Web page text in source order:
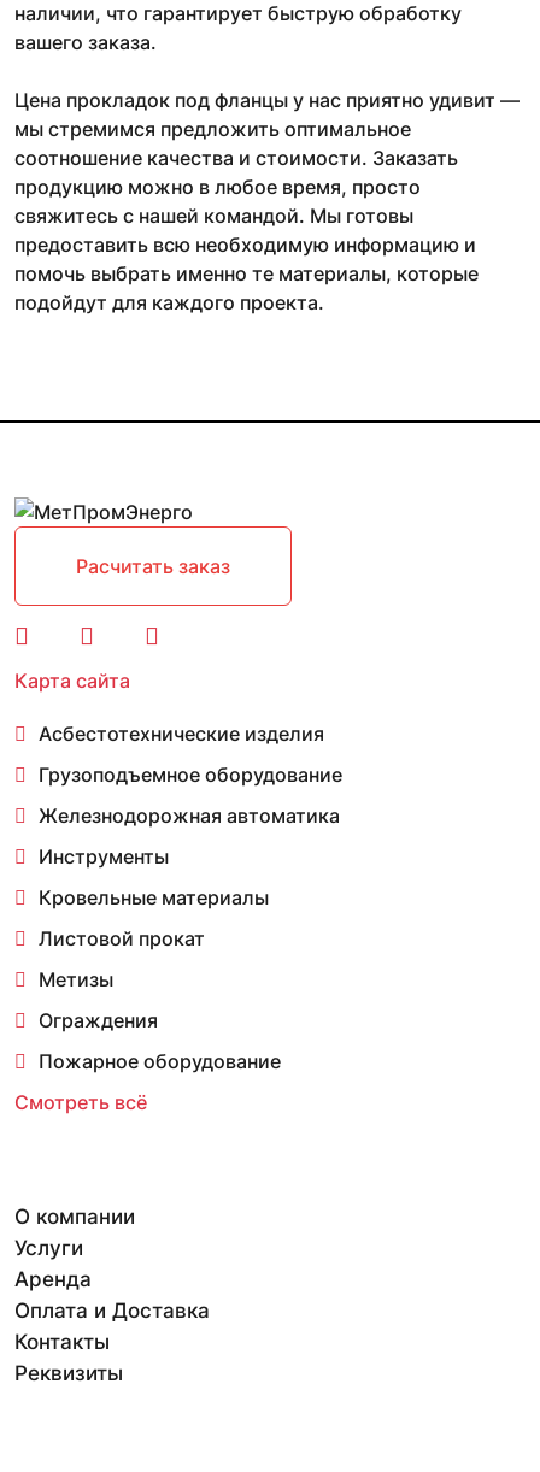
наличии, что гарантирует быструю обработку
вашего заказа.
Цена прокладок под фланцы у нас приятно удивит —
мы стремимся предложить оптимальное
соотношение качества и стоимости. Заказать
продукцию можно в любое время, просто
свяжитесь с нашей командой. Мы готовы
предоставить всю необходимую информацию и
помочь выбрать именно те материалы, которые
подойдут для каждого проекта.
Расчитать заказ
Карта сайта
Асбестотехнические изделия
Грузоподъемное оборудование
Железнодорожная автоматика
Инструменты
Кровельные материалы
Листовой прокат
Метизы
Ограждения
Пожарное оборудование
Смотреть всё
О компании
Услуги
Аренда
Оплата и Доставка
Контакты
Реквизиты